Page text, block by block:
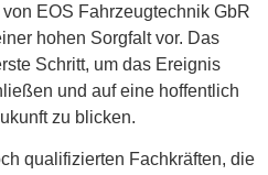
EOS Fahrzeugtechnik GbR
hohen Sorgfalt vor. Das
Schritt, um das Ereignis
und auf eine hoffentlich
zu blicken.
qualifizierten Fachkräften, die